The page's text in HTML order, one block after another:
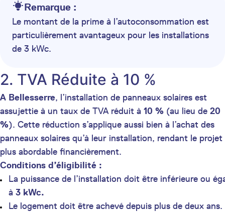
Remarque :
Le montant de la prime à l’autoconsommation est
particulièrement avantageux pour les installations
de 3 kWc.
2. TVA Réduite à 10 %
A Bellesserre, l’installation de panneaux solaires est
assujettie à un taux de TVA réduit à 10 % (au lieu de 20
%). Cette réduction s’applique aussi bien à l’achat des
panneaux solaires qu’à leur installation, rendant le projet
plus abordable financièrement.
Conditions d’éligibilité :
La puissance de l’installation doit être inférieure ou
à 3 kWc.
Le logement doit être achevé depuis plus de deux ans.